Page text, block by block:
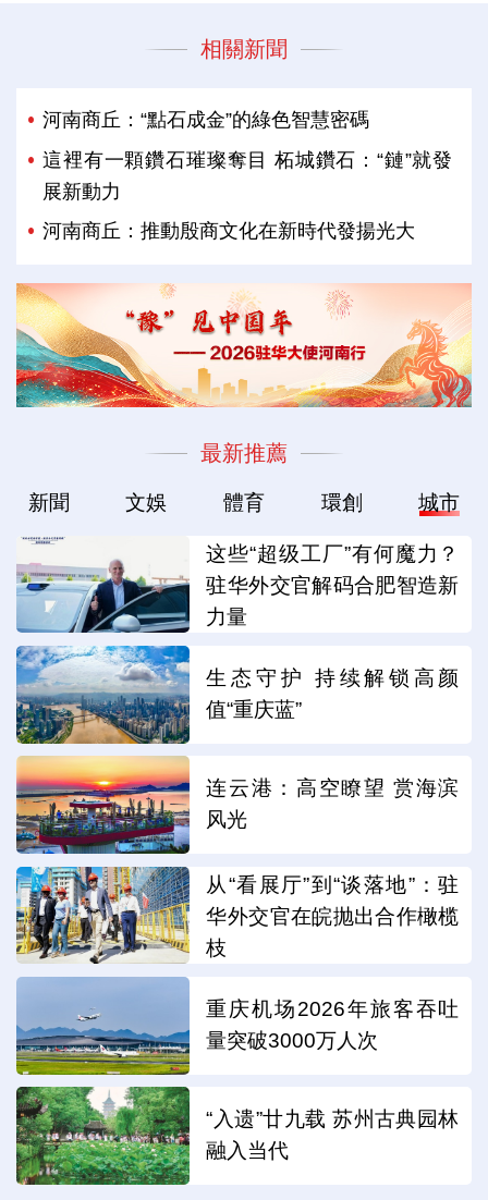
相關新聞
河南商丘：“點石成金”的綠色智慧密碼
這裡有一顆鑽石璀璨奪目 柘城鑽石：“鏈”就發
展新動力
河南商丘：推動殷商文化在新時代發揚光大
最新推薦
新聞 文娛 體育 環創 城市
这些“超级工厂”有何魔力？
驻华外交官解码合肥智造新
力量
生态守护 持续解锁高颜
值“重庆蓝”
连云港：高空瞭望 赏海滨
风光
从“看展厅”到“谈落地”：驻
华外交官在皖抛出合作橄榄
枝
重庆机场2026年旅客吞吐
量突破3000万人次
“入遗”廿九载 苏州古典园林
融入当代